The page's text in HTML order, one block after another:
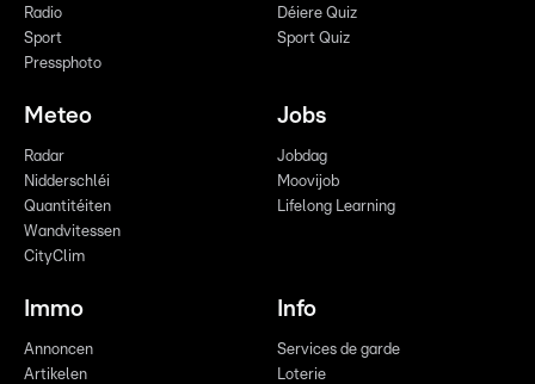
Radio
Sport
Pressphoto
Déiere Quiz
Sport Quiz
Meteo
Radar
Nidderschléi
Quantitéiten
Wandvitessen
CityClim
Jobs
Jobdag
Moovijob
Lifelong Learning
Immo
Annoncen
Artikelen
Info
Services de garde
Loterie